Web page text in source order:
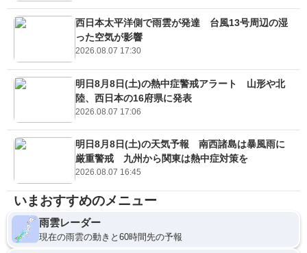
西日本太平洋側で雨雲が発達 台風13号周辺の湿
った空気が影響
2026.08.07 17:30
明日8月8日(土)の熱中症警戒アラート 山形や北
陸、西日本の16府県に発表
2026.08.07 17:06
明日8月8日(土)の天気予報 南西諸島は暴風雨に
厳重警戒 九州から関東は熱中症対策を
2026.08.07 16:45
いまおすすめのメニュー
雨雲レーダー
現在の雨雲の動きと60時間先の予報